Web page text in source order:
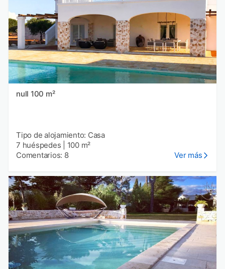
null 100 m²
Tipo de alojamiento: Casa
7 huéspedes
100 m²
Comentarios: 8
Ver más